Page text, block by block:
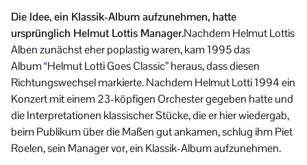
Die Idee, ein Klassik-Album aufzunehmen, hatte
ursprünglich Helmut Lottis Manager.Nachdem Helmut Lottis
Alben zunächst eher poplastig waren, kam 1995 das
Album“Helmut Lotti Goes Classic” heraus, dass diesen
Richtungswechsel markierte. Nachdem Helmut Lotti 1994 ein
Konzert mit einem 23-köpfigen Orchester gegeben hatte und
die Interpretationen klassischer Stücke, die er hier wiedergab,
beim Publikum über die Maßen gut ankamen, schlug ihm Piet
Roelen, sein Manager vor, ein Klassik-Album aufzunehmen.